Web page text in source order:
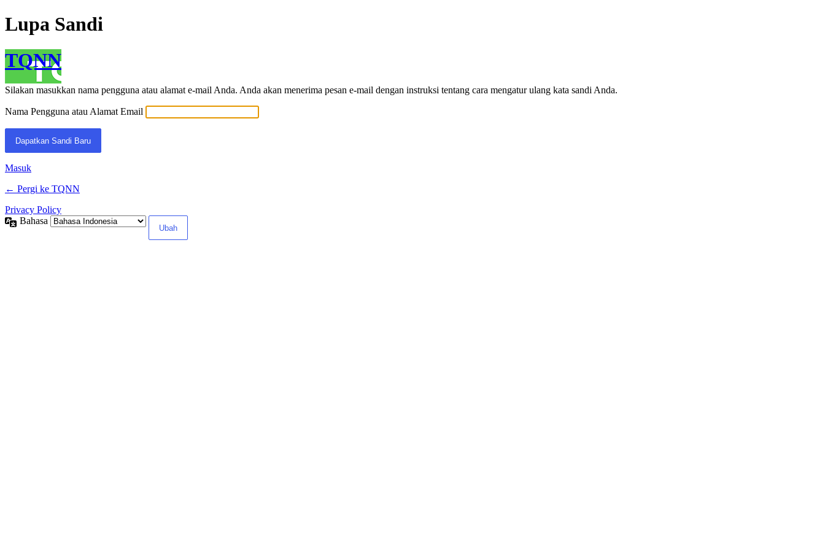
Lupa Sandi
TQNN
Silakan masukkan nama pengguna atau alamat e-mail Anda. Anda akan menerima pesan e-mail dengan instruksi tentang cara mengatur ulang kata sandi Anda.
Nama Pengguna atau Alamat Email
Masuk
← Pergi ke TQNN
Privacy Policy
Bahasa